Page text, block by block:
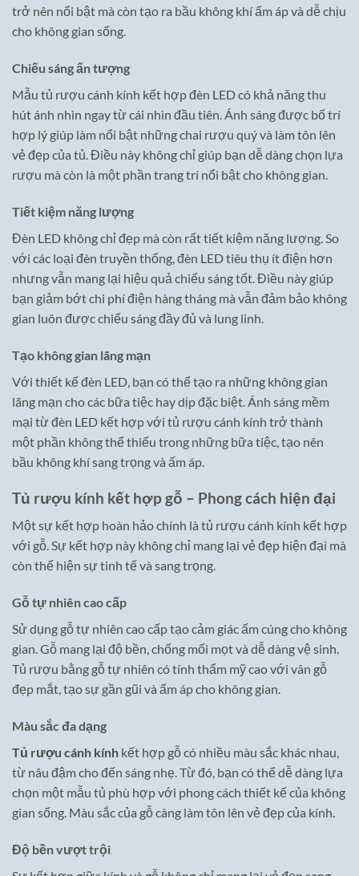
trở nên nổi bật mà còn tạo ra bầu không khí ấm áp và dễ chịu
cho không gian sống.
Chiếu sáng ấn tượng
Mẫu tủ rượu cánh kính kết hợp đèn LED có khả năng thu
hút ánh nhìn ngay từ cái nhìn đầu tiên. Ánh sáng được bố trí
hợp lý giúp làm nổi bật những chai rượu quý và làm tôn lên
vẻ đẹp của tủ. Điều này không chỉ giúp bạn dễ dàng chọn lựa
rượu mà còn là một phần trang trí nổi bật cho không gian.
Tiết kiệm năng lượng
Đèn LED không chỉ đẹp mà còn rất tiết kiệm năng lượng. So
với các loại đèn truyền thống, đèn LED tiêu thụ ít điện hơn
nhưng vẫn mang lại hiệu quả chiếu sáng tốt. Điều này giúp
bạn giảm bớt chi phí điện hàng tháng mà vẫn đảm bảo không
gian luôn được chiếu sáng đầy đủ và lung linh.
Tạo không gian lãng mạn
Với thiết kế đèn LED, bạn có thể tạo ra những không gian
lãng mạn cho các bữa tiệc hay dịp đặc biệt. Ánh sáng mềm
mại từ đèn LED kết hợp với tủ rượu cánh kính trở thành
một phần không thể thiếu trong những bữa tiệc, tạo nên
bầu không khí sang trọng và ấm áp.
Tủ rượu kính kết hợp gỗ – Phong cách hiện đại
Một sự kết hợp hoàn hảo chính là tủ rượu cánh kính kết hợp
với gỗ. Sự kết hợp này không chỉ mang lại vẻ đẹp hiện đại mà
còn thể hiện sự tinh tế và sang trọng.
Gỗ tự nhiên cao cấp
Sử dụng gỗ tự nhiên cao cấp tạo cảm giác ấm cúng cho không
gian. Gỗ mang lại độ bền, chống mối mọt và dễ dàng vệ sinh.
Tủ rượu bằng gỗ tự nhiên có tính thẩm mỹ cao với vân gỗ
đẹp mắt, tạo sự gần gũi và ấm áp cho không gian.
Màu sắc đa dạng
Tủ rượu cánh kính kết hợp gỗ có nhiều màu sắc khác nhau,
từ nâu đậm cho đến sáng nhẹ. Từ đó, bạn có thể dễ dàng lựa
chọn một mẫu tủ phù hợp với phong cách thiết kế của không
gian sống. Màu sắc của gỗ càng làm tôn lên vẻ đẹp của kính.
Độ bền vượt trội